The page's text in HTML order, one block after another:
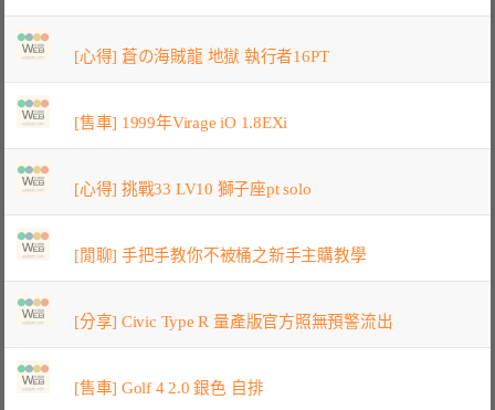
[心得] 蒼の海賊龍 地獄 執行者16PT
[售車] 1999年Virage iO 1.8EXi
[心得] 挑戰33 LV10 獅子座pt solo
[閒聊] 手把手教你不被桶之新手主購教學
[分享] Civic Type R 量產版官方照無預警流出
[售車] Golf 4 2.0 銀色 自排